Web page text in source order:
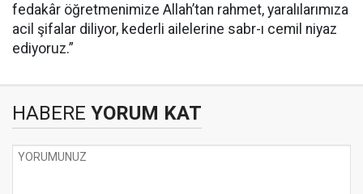
fedakâr öğretmenimize Allah’tan rahmet, yaralılarımıza
acil şifalar diliyor, kederli ailelerine sabr-ı cemil niyaz
ediyoruz.”
HABERE YORUM KAT